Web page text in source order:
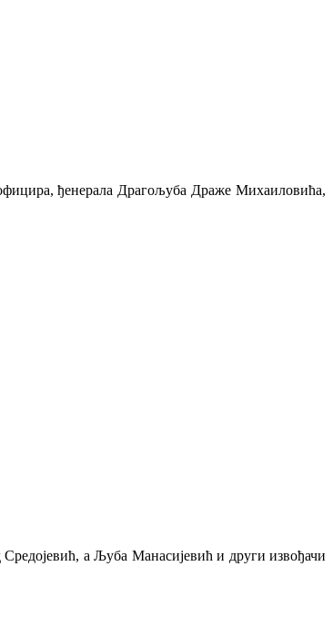
ђенерала Драгољуба Драже Михаиловића,
Средојевић, а Љуба Манасијевић и други извођачи